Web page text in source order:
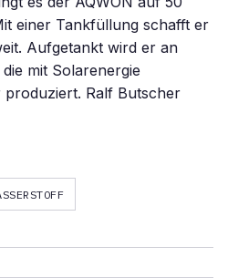
einer Tankfüllung schafft er
Aufgetankt wird er an
mit Solarenergie
produziert. Ralf Butscher